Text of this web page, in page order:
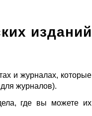
изданий
и журналах, которые
журналов).
где вы можете их